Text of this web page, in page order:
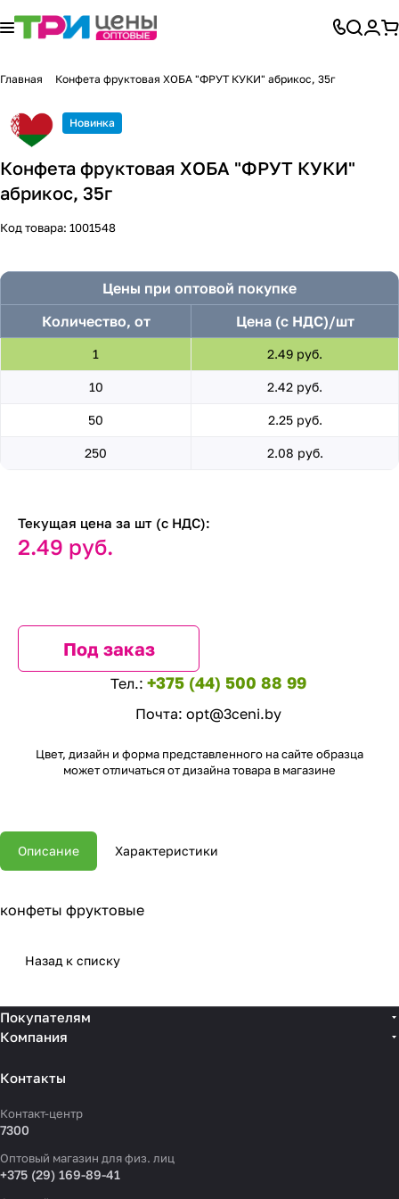
Главная Конфета фруктовая ХОБА "ФРУТ КУКИ" абрикос, 35г
Новинка
Конфета фруктовая ХОБА "ФРУТ КУКИ"
абрикос, 35г
Код товара: 1001548
Цены при оптовой покупке
Количество, от
Цена (с НДС)/шт
1 2.49 руб.
10 2.42 руб.
50 2.25 руб.
250 2.08 руб.
Текущая цена за шт (с НДС):
2.49 руб.
Под заказ
Тел.: +375 (44) 500 88 99
Почта: opt@3ceni.by
Цвет, дизайн и форма представленного на сайте образца
может отличаться от дизайна товара в магазине
Описание Характеристики
конфеты фруктовые
Назад к списку
Покупателям
Компания
Контакты
Контакт-центр
7300
Оптовый магазин для физ. лиц
+375 (29) 169-89-41